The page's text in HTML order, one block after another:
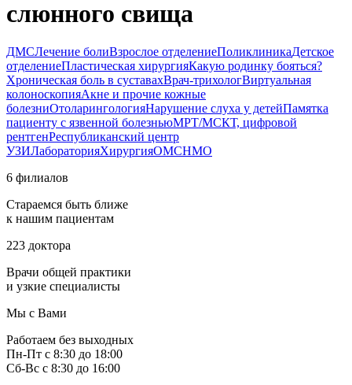
слюнного свища
ДМСЛечение болиВзрослое отделениеПоликлиникаДетское
отделениеПластическая хирургияКакую родинку бояться?
Хроническая боль в суставахВрач-трихологВиртуальная
колоноскопияАкне и прочие кожные
болезниОтоларингологияНарушение слуха у детейПамятка
пациенту с язвенной болезньюМРТ/МСКТ, цифровой
рентгенРеспубликанский центр
УЗИЛабораторияХирургияОМСНМО
6 филиалов
Стараемся быть ближе
к нашим пациентам
223 доктора
Врачи общей практики
и узкие специалисты
Мы с Вами
Работаем без выходных
Пн-Пт с 8:30 до 18:00
Сб-Вс с 8:30 до 16:00